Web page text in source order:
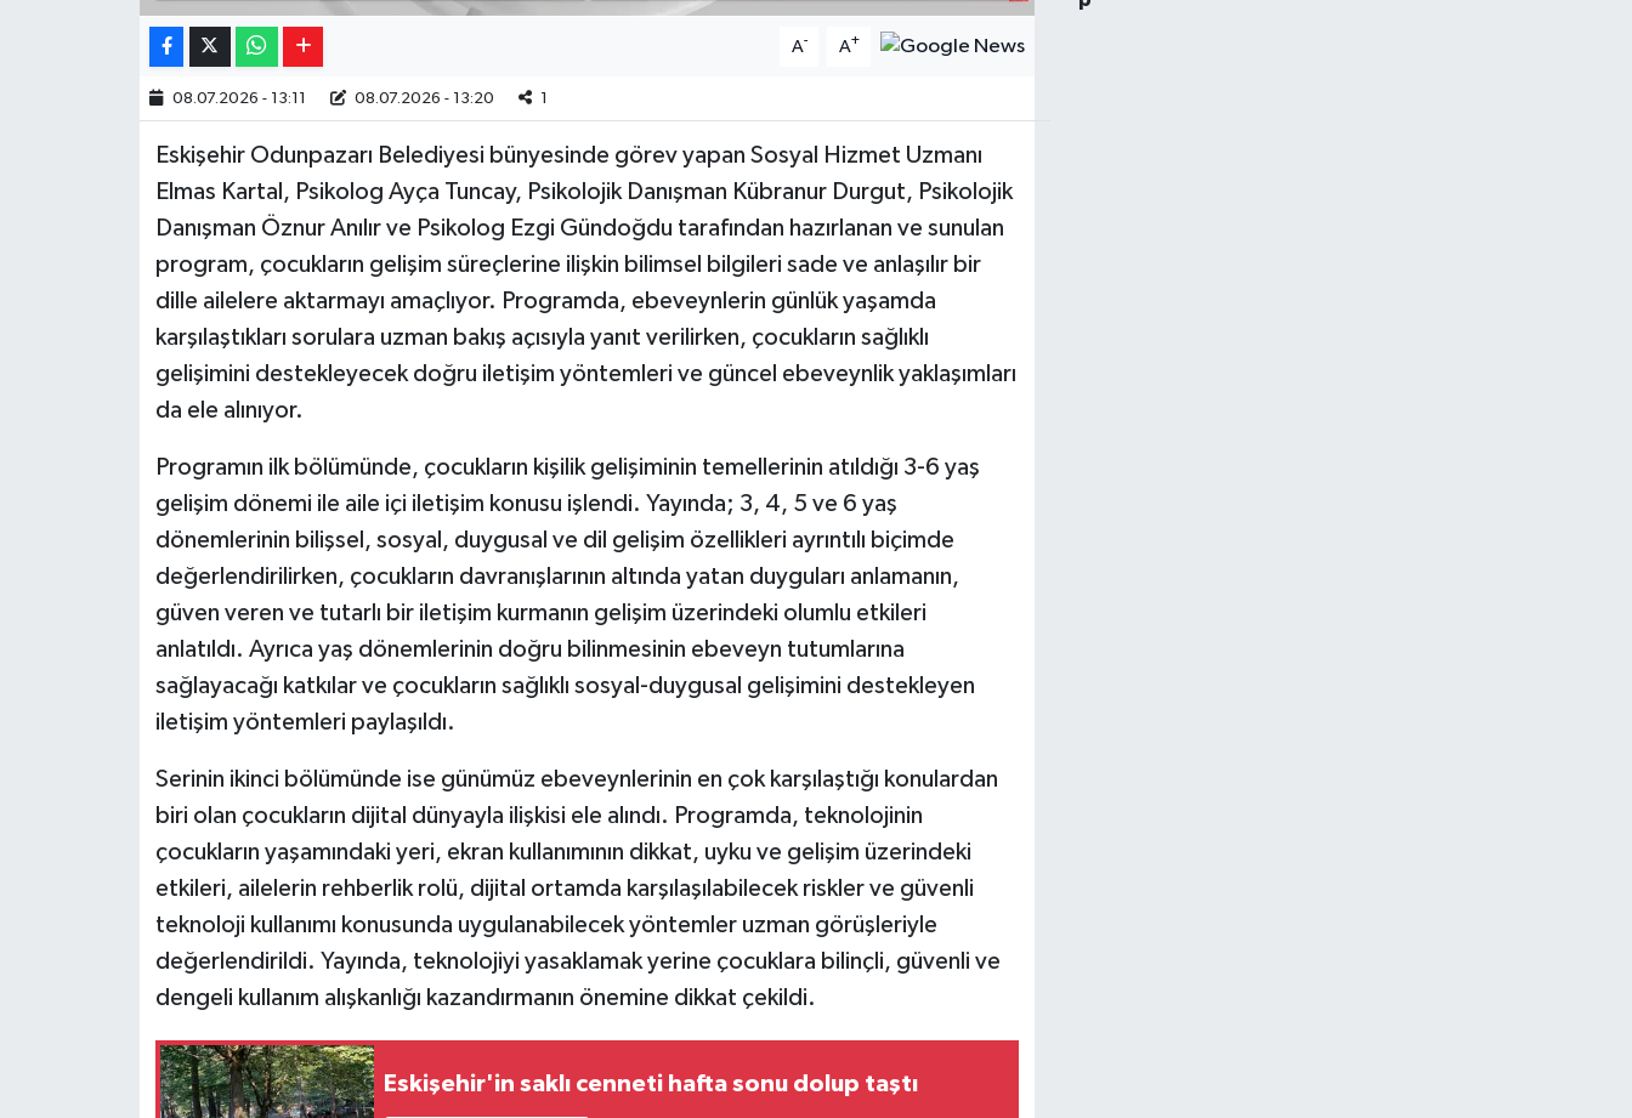
A- A+
08.07.2026 - 13:11 08.07.2026 - 13:20 1
Eskişehir Odunpazarı Belediyesi bünyesinde görev yapan Sosyal Hizmet Uzmanı
Elmas Kartal, Psikolog Ayça Tuncay, Psikolojik Danışman Kübranur Durgut, Psikolojik
Danışman Öznur Anılır ve Psikolog Ezgi Gündoğdu tarafından hazırlanan ve sunulan
program, çocukların gelişim süreçlerine ilişkin bilimsel bilgileri sade ve anlaşılır bir
dille ailelere aktarmayı amaçlıyor. Programda, ebeveynlerin günlük yaşamda
karşılaştıkları sorulara uzman bakış açısıyla yanıt verilirken, çocukların sağlıklı
gelişimini destekleyecek doğru iletişim yöntemleri ve güncel ebeveynlik yaklaşımları
da ele alınıyor.
Programın ilk bölümünde, çocukların kişilik gelişiminin temellerinin atıldığı 3-6 yaş
gelişim dönemi ile aile içi iletişim konusu işlendi. Yayında; 3, 4, 5 ve 6 yaş
dönemlerinin bilişsel, sosyal, duygusal ve dil gelişim özellikleri ayrıntılı biçimde
değerlendirilirken, çocukların davranışlarının altında yatan duyguları anlamanın,
güven veren ve tutarlı bir iletişim kurmanın gelişim üzerindeki olumlu etkileri
anlatıldı. Ayrıca yaş dönemlerinin doğru bilinmesinin ebeveyn tutumlarına
sağlayacağı katkılar ve çocukların sağlıklı sosyal-duygusal gelişimini destekleyen
iletişim yöntemleri paylaşıldı.
Serinin ikinci bölümünde ise günümüz ebeveynlerinin en çok karşılaştığı konulardan
biri olan çocukların dijital dünyayla ilişkisi ele alındı. Programda, teknolojinin
çocukların yaşamındaki yeri, ekran kullanımının dikkat, uyku ve gelişim üzerindeki
etkileri, ailelerin rehberlik rolü, dijital ortamda karşılaşılabilecek riskler ve güvenli
teknoloji kullanımı konusunda uygulanabilecek yöntemler uzman görüşleriyle
değerlendirildi. Yayında, teknolojiyi yasaklamak yerine çocuklara bilinçli, güvenli ve
dengeli kullanım alışkanlığı kazandırmanın önemine dikkat çekildi.
Eskişehir'in saklı cenneti hafta sonu dolup taştı